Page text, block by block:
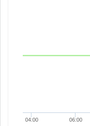
04:00 06:00